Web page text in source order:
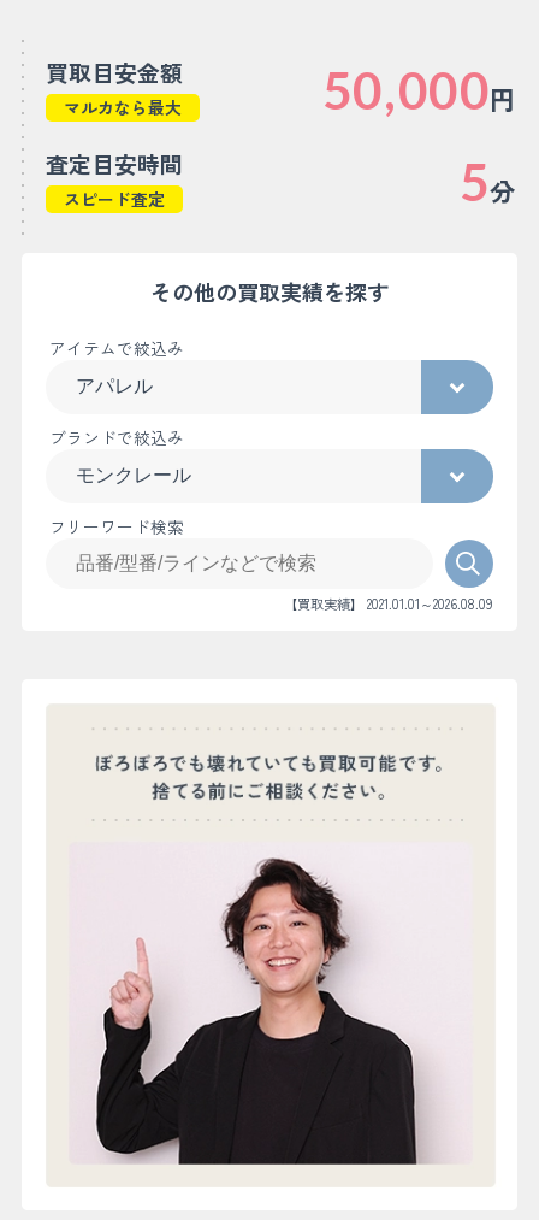
買取目安金額
マルカなら最大 50,000円
査定目安時間
スピード査定 5分
その他の買取実績を探す
アイテムで絞込み
ブランドで絞込み
フリーワード検索
【買取実績】 2021.01.01～2026.08.09